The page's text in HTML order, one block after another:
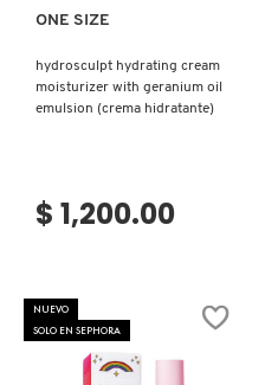
ONE SIZE
hydrosculpt hydrating cream
moisturizer with geranium oil
emulsion (crema hidratante)
$ 1,200.00
NUEVO
SOLO EN SEPHORA